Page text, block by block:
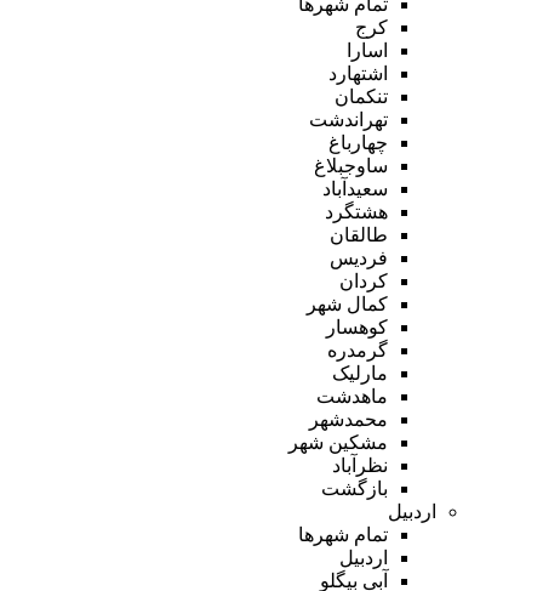
کرج
اسارا
اشتهارد
تنکمان
تهراندشت
چهارباغ
ساوجبلاغ
سعیدآباد
هشتگرد
طالقان
فردیس
کردان
کمال شهر
کوهسار
گرمدره
مارلیک
ماهدشت
محمدشهر
مشکین شهر
نظرآباد
بازگشت
اردبیل
تمام شهر‌ها
اردبیل
آبی بیگلو